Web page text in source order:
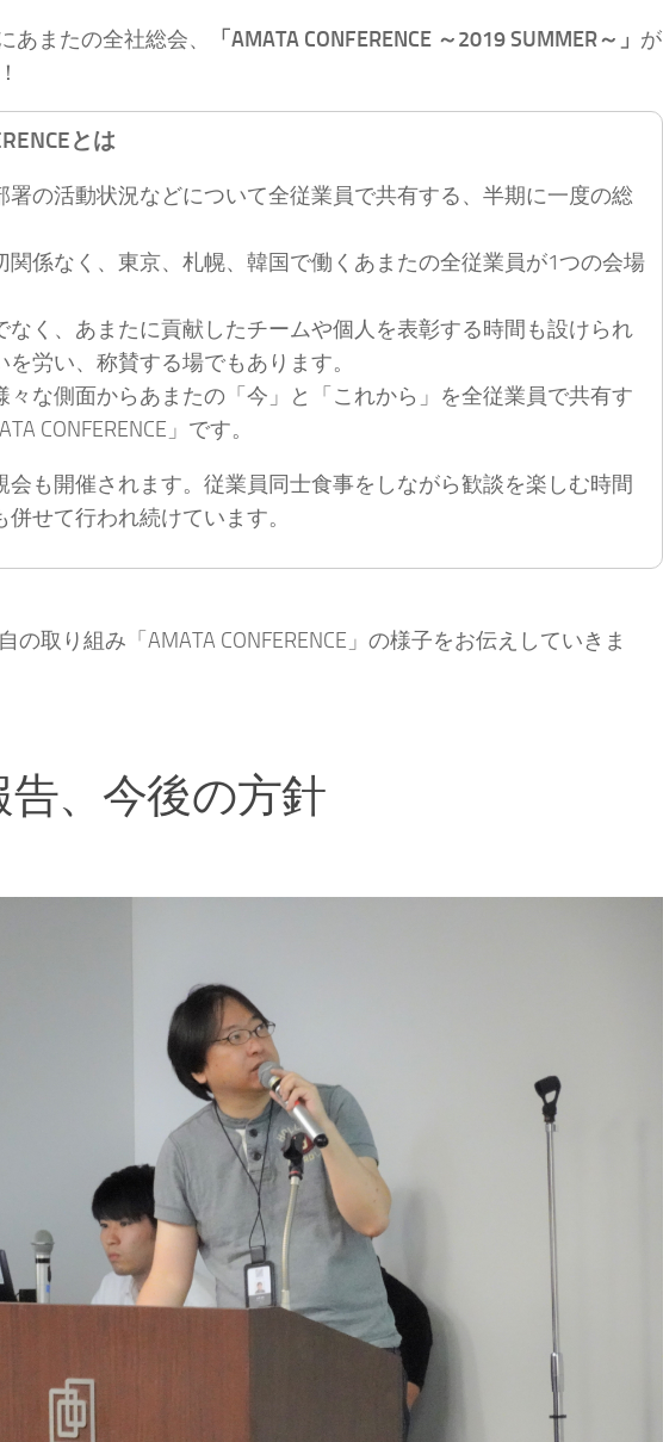
あまたの全社総会、 「AMATA CONFERENCE ～2019 SUMMER～」 が
とは
署の活動状況などについて全従業員で共有する、半期に一度の総
関係なく、東京、札幌、韓国で働くあまたの全従業員が1つの会場
なく、あまたに貢献したチームや個人を表彰する時間も設けられ
労い、称賛する場でもあります。
々な側面からあまたの「今」と「これから」を全従業員で共有す
CONFERENCE」です。
会も開催されます。従業員同士食事をしながら歓談を楽しむ時間
併せて行われ続けています。
の取り組み「AMATA CONFERENCE」の様子をお伝えしていきま
告、今後の方針